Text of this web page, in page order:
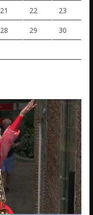
21 22 23
28 29 30